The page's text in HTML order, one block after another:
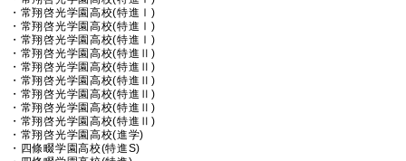
・常翔啓光学園高校(特進Ⅰ)
・常翔啓光学園高校(特進Ⅰ)
・常翔啓光学園高校(特進Ⅰ)
・常翔啓光学園高校(特進Ⅱ)
・常翔啓光学園高校(特進Ⅱ)
・常翔啓光学園高校(特進Ⅱ)
・常翔啓光学園高校(特進Ⅱ)
・常翔啓光学園高校(特進Ⅱ)
・常翔啓光学園高校(特進Ⅱ)
・常翔啓光学園高校(進学)
・四條畷学園高校(特進S)